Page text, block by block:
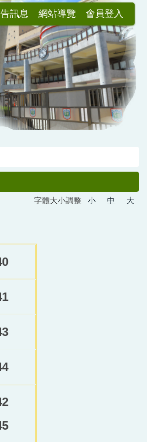
訊息 網站導覽 會員登入
字體大小調整 小 中 大